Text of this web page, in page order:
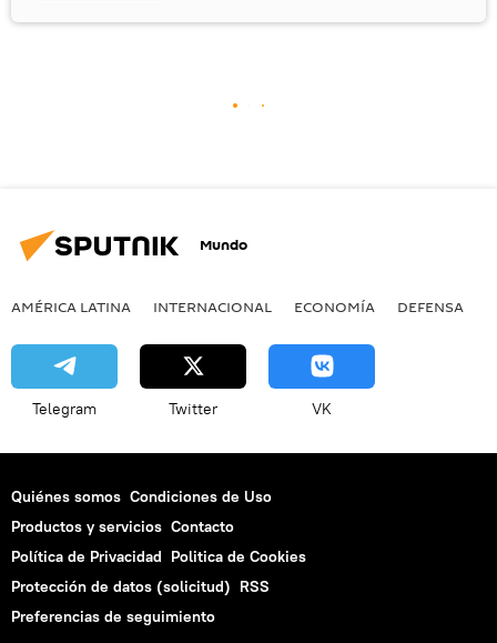
Mundo
AMÉRICA LATINA INTERNACIONAL ECONOMÍA DEFENSA
Telegram Twitter VK
Quiénes somos Condiciones de Uso
Productos y servicios Contacto
Política de Privacidad Politica de Cookies
Protección de datos (solicitud) RSS
Preferencias de seguimiento